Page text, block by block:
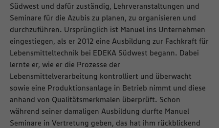
Südwest und dafür zuständig, Lehrveranstaltungen und
Seminare für die Azubis zu planen, zu organisieren und
durchzuführen. Ursprünglich ist Manuel ins Unternehmen
eingestiegen, als er 2012 eine Ausbildung zur Fachkraft für
Lebensmitteltechnik bei EDEKA Südwest begann. Dabei
lernte er, wie er die Prozesse der
Lebensmittelverarbeitung kontrolliert und überwacht
sowie eine Produktionsanlage in Betrieb nimmt und diese
anhand von Qualitätsmerkmalen überprüft. Schon
während seiner damaligen Ausbildung durfte Manuel
Seminare in Vertretung geben, das hat ihm rückblickend